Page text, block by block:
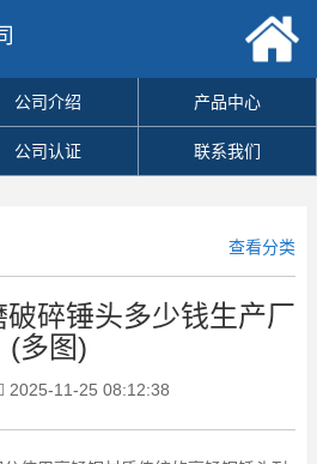
公司介绍 产品中心
公司认证 联系我们
查看分类
碎锤头多少钱生产厂
(多图)
2025-11-25 08:12:38